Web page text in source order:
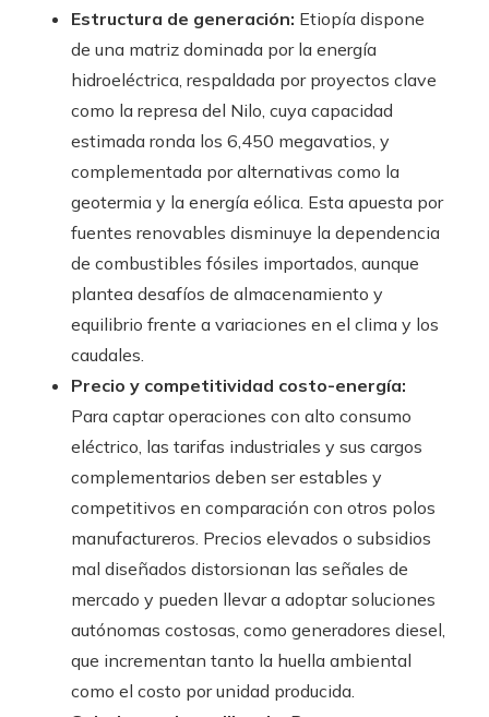
Estructura de generación: Etiopía dispone
de una matriz dominada por la energía
hidroeléctrica, respaldada por proyectos clave
como la represa del Nilo, cuya capacidad
estimada ronda los 6,450 megavatios, y
complementada por alternativas como la
geotermia y la energía eólica. Esta apuesta por
fuentes renovables disminuye la dependencia
de combustibles fósiles importados, aunque
plantea desafíos de almacenamiento y
equilibrio frente a variaciones en el clima y los
caudales.
Precio y competitividad costo-energía:
Para captar operaciones con alto consumo
eléctrico, las tarifas industriales y sus cargos
complementarios deben ser estables y
competitivos en comparación con otros polos
manufactureros. Precios elevados o subsidios
mal diseñados distorsionan las señales de
mercado y pueden llevar a adoptar soluciones
autónomas costosas, como generadores diesel,
que incrementan tanto la huella ambiental
como el costo por unidad producida.